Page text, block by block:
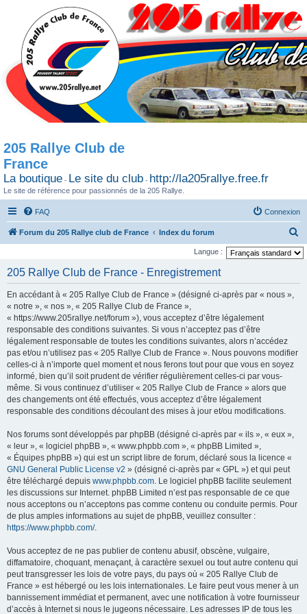
205 Rallye Club de
France
La boutique - Le site du club - http://la205rallye.free.fr
Le site de référence pour passionnés de la 205 Rallye.
FAQ Connexion
Forum du 205 Rallye club de France Index du forum
e
Langue :
205 Rallye Club de France - Enregistrement
En accédant à « 205 Rallye Club de France » (désigné ci-après par « nous »,
« notre », « nos », « 205 Rallye Club de France »,
« https://www.205rallye.net/forum »), vous acceptez d’être légalement
responsable des conditions suivantes. Si vous n’acceptez pas d’être
légalement responsable de toutes les conditions suivantes, alors n’accédez
pas et/ou n’utilisez pas « 205 Rallye Club de France ». Nous pouvons modifier
celles-ci à n’importe quel moment et nous ferons tout pour que vous en soyez
informé, bien qu’il soit prudent de vérifier régulièrement celles-ci par vous-
même. Si vous continuez d’utiliser « 205 Rallye Club de France » alors que
des changements ont été effectués, vous acceptez d’être légalement
responsable des conditions découlant des mises à jour et/ou modifications.
Nos forums sont développés par phpBB (désigné ci-après par « ils », « eux »,
« leur », « logiciel phpBB », « www.phpbb.com », « phpBB Limited »,
« Équipes phpBB ») qui est un script libre de forum, déclaré sous la licence «
GNU General Public License v2 » (désigné ci-après par « GPL ») et qui peut
être téléchargé depuis www.phpbb.com . Le logiciel phpBB facilite seulement
les discussions sur Internet. phpBB Limited n’est pas responsable de ce que
nous acceptons ou n’acceptons pas comme contenu ou conduite permis. Pour
de plus amples informations au sujet de phpBB, veuillez consulter :
https://www.phpbb.com/.
Vous acceptez de ne pas publier de contenu abusif, obscène, vulgaire,
diffamatoire, choquant, menaçant, à caractère sexuel ou tout autre contenu qui
peut transgresser les lois de votre pays, du pays où « 205 Rallye Club de
France » est hébergé ou les lois internationales. Le faire peut vous mener à un
bannissement immédiat et permanent, avec une notification à votre fournisseur
d’accès à Internet si nous le jugeons nécessaire. Les adresses IP de tous les